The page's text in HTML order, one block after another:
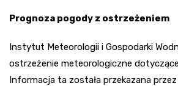
Prognoza pogody z ostrzeżeniem
Instytut Meteorologii i Gospodarki
ostrzeżenie meteorologiczne
Informacja ta została przekazana